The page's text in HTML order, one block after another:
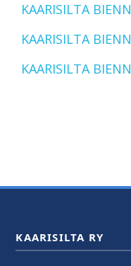
KAARISILTA
KAARISILTA
KAARISILTA
KAARISILTA RY